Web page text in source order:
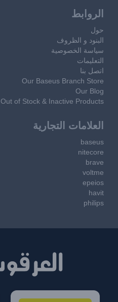
الروابط
حول
البنود و الظروف
سياسة الخصوصية
التعليمات
اتصل بنا
Our Baseus Branch Store
Our Blog
Out of Stock & Inactive Products
العلامات التجارية
baseus
nitecore
brave
voltme
epeios
havit
philips